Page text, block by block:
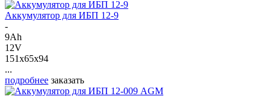
Аккумулятор для ИБП 12-9
-
9Ah
12V
151x65x94
...
подробнее заказать